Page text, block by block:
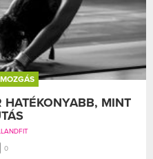
MOZGÁS
MINT
0